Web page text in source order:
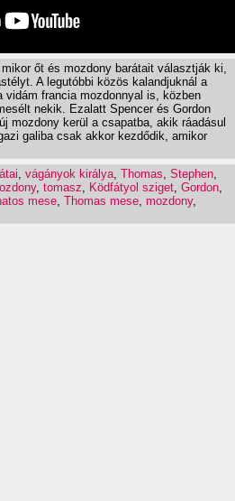
őt és mozdony barátait választják ki,
A legutóbbi közös kalandjuknál a
francia mozdonnyal is, közben
nekik. Ezalatt Spencer és Gordon
mozdony kerül a csapatba, akik ráadásul
galiba csak akkor kezdődik, amikor
vágányok királya Thomas Stephen
, tomasz Ködfátyol sziget Gordon
mese Thomas mese mozdony,